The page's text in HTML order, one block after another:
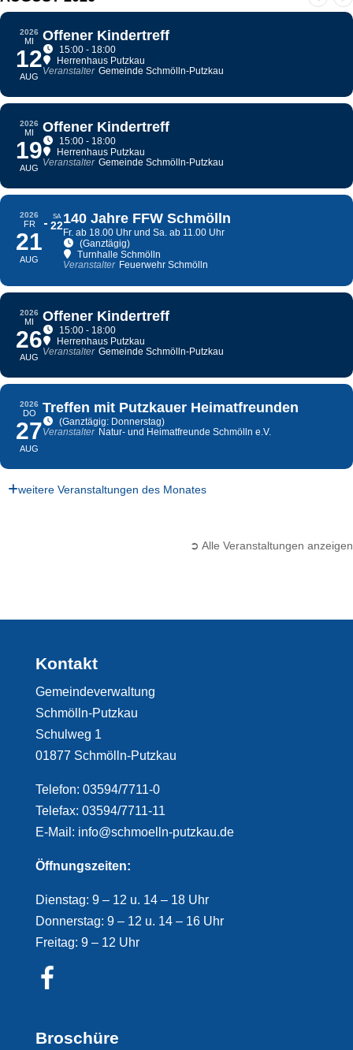
2026
MI
12
AUG
Offener Kindertreff
15:00 - 18:00
Herrenhaus Putzkau
Veranstalter Gemeinde Schmölln-Putzkau
2026
MI
19
AUG
Offener Kindertreff
15:00 - 18:00
Herrenhaus Putzkau
Veranstalter Gemeinde Schmölln-Putzkau
2026
FR
21
AUG
SA
22140 Jahre FFW Schmölln
Fr. ab 18.00 Uhr und Sa. ab 11.00 Uhr
(Ganztägig)
Turnhalle Schmölln
Veranstalter Feuerwehr Schmölln
2026
MI
26
AUG
Offener Kindertreff
15:00 - 18:00
Herrenhaus Putzkau
Veranstalter Gemeinde Schmölln-Putzkau
2026
DO
27
AUG
Treffen mit Putzkauer Heimatfreunden
(Ganztägig: Donnerstag)
Veranstalter Natur- und Heimatfreunde Schmölln e.V.
weitere Veranstaltungen des Monates
➲ Alle Veranstaltungen anzeigen
Kontakt
Gemeindeverwaltung
Schmölln-Putzkau
Schulweg 1
01877 Schmölln-Putzkau
Telefon: 03594/7711-0
Telefax: 03594/7711-11
E-Mail: info@schmoelln-putzkau.de
Öffnungszeiten:
Dienstag: 9 – 12 u. 14 – 18 Uhr
Donnerstag: 9 – 12 u. 14 – 16 Uhr
Freitag: 9 – 12 Uhr
Broschüre